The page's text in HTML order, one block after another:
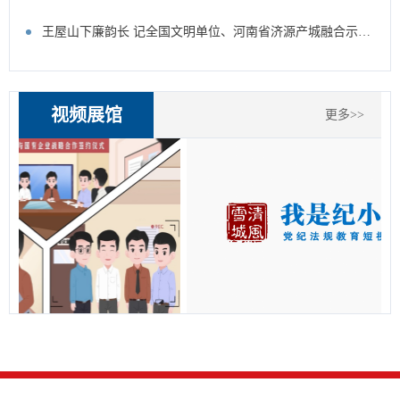
王屋山下廉韵长 记全国文明单位、河南省济源产城融合示范区纪工委监察工委
视频展馆 更多>>